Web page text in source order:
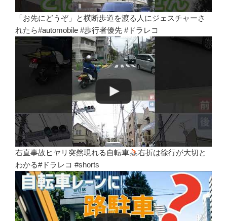
「お先にどうぞ」と横断歩道を渡る人にジェスチャーさ
れたら#automobile #歩行者優先 #ドラレコ
右直事故ヒヤリ突然現れる自転車
右折は徐行が大切と
わかる#ドラレコ #shorts